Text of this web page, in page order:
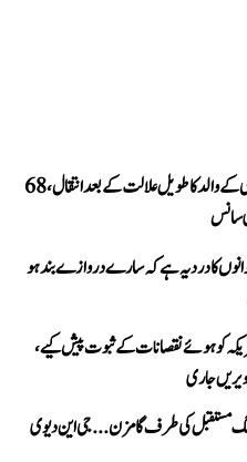
معروف فٹبالر لیونل میسی کے والد کا طویل علالت کے بعد انتقال، 68
سانس
کا درد یہ ہے کہ سارے دروازے بند ہو
کو ہوئے نقصانات کے ثبوت پیش کیے،
جاری
مستقبل کی طرف گامزن... جی این دیوی